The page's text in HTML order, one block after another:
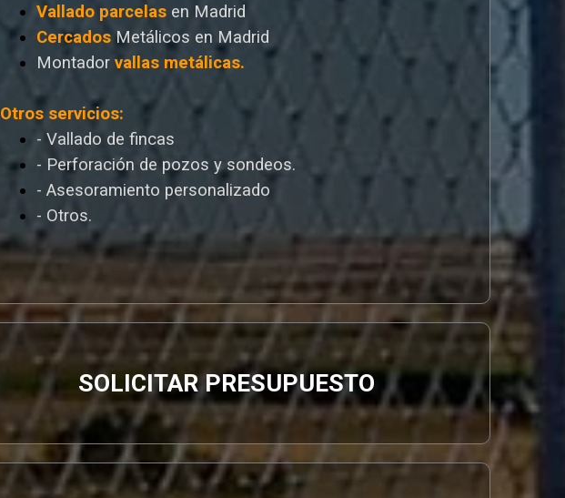
Vallado parcelas en Madrid
CercadosMetálicos en Madrid
Montador vallas metálicas.
Otros servicios:
- Vallado de fincas
- Perforación de pozos y sondeos.
- Asesoramiento personalizado
- Otros.
SOLICITAR PRESUPUESTO